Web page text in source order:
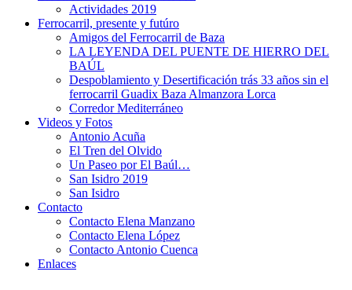
Actividades 2019
Ferrocarril, presente y futúro
Amigos del Ferrocarril de Baza
LA LEYENDA DEL PUENTE DE HIERRO DEL
BAÚL
Despoblamiento y Desertificación trás 33 años sin el
ferrocarril Guadix Baza Almanzora Lorca
Corredor Mediterráneo
Videos y Fotos
Antonio Acuña
El Tren del Olvido
Un Paseo por El Baúl…
San Isidro 2019
San Isidro
Contacto
Contacto Elena Manzano
Contacto Elena López
Contacto Antonio Cuenca
Enlaces